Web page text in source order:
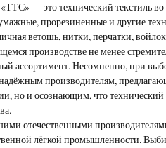
— это технический текстиль во
прорезиненные и другие
ветошь, нитки, перчатки,
производстве не менее
ассортимент. Несомненно, при
производителям,
но и осознающим, что технический
отечественными
лёгкой промышленности.